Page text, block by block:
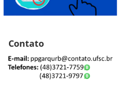
Contato